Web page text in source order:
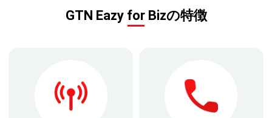
GTN Eazy for Bizの特徴